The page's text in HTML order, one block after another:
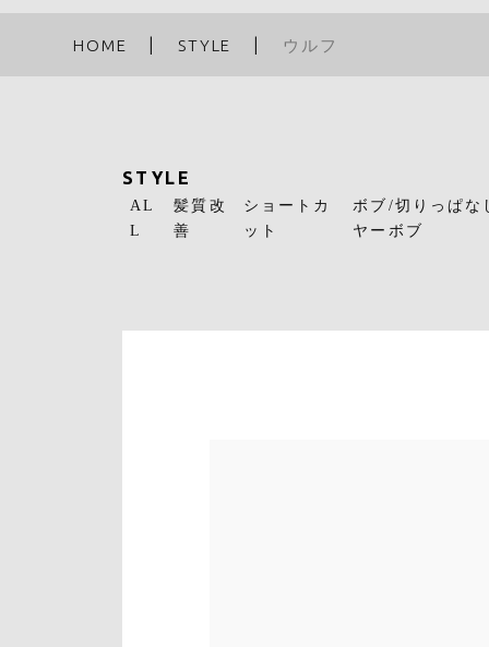
HOME STYLE ウルフ
STYLE
AL
L
髪質改
善
ショートカ
ット
ボブ/切りっぱな
ヤーボブ